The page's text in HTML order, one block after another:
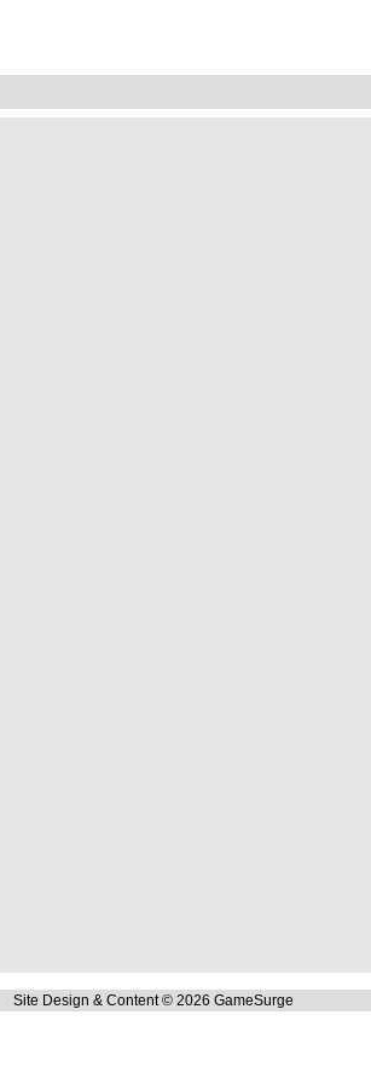
Site Design & Content © 2026 GameSurge